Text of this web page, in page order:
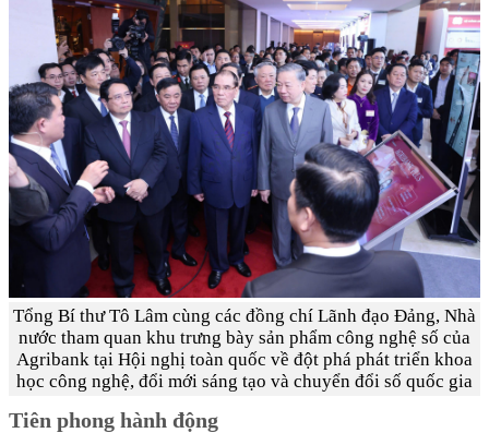
Tổng Bí thư Tô Lâm cùng các đồng chí Lãnh đạo Đảng, Nhà
nước tham quan khu trưng bày sản phẩm công nghệ số của
Agribank tại Hội nghị toàn quốc về đột phá phát triển khoa
học công nghệ, đổi mới sáng tạo và chuyển đổi số quốc gia
Tiên phong hành động